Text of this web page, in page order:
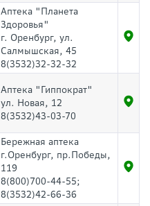
Аптека "Планета
Здоровья"
г. Оренбург, ул.
Салмышская, 45
8(3532)32-32-32
Аптека "Гиппократ"
ул. Новая, 12
8(3532)43-03-70
Бережная аптека
г.Оренбург, пр.Победы,
119
8(800)700-44-55;
8(3532)42-66-36